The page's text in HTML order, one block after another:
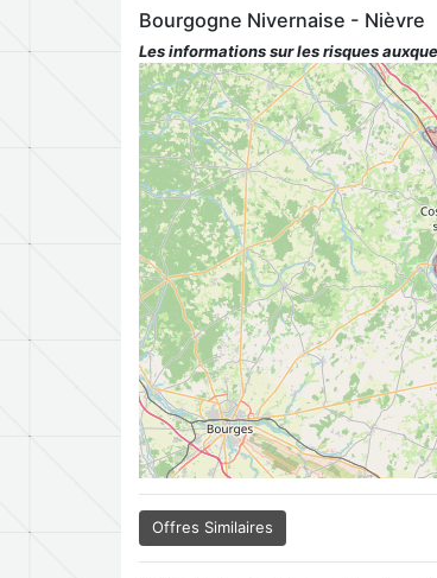
Bourgogne Nivernaise - Nièvre
Les informations sur les risques
Offres Similaires